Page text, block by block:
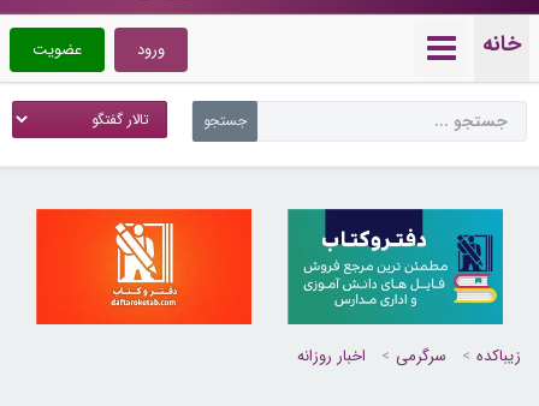
خانه عضویت ورود
زیباکده سرگرمی اخبار روزانه